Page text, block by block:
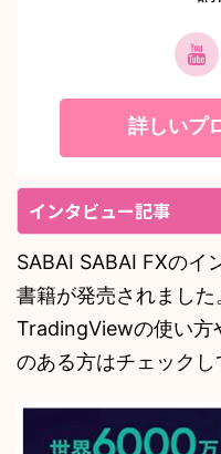
詳しいプ
インタビュー記事
SABAI SABAI FXのイ
書籍が発売されました
TradingViewの使い方
のある方はチェックし